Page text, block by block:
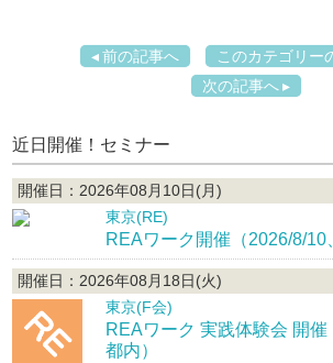
前の記事へ
このカテゴリー
次の記事へ
近日開催！セミナー
開催日：2026年08月10日(月)
東京(RE)
REAワーク開催（2026/8/10
開催日：2026年08月18日(火)
東京(F会)
REAワーク 実践体験会 開
都内）